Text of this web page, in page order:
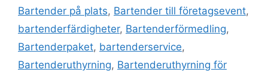
o
k
p
Bartender på plats, Bartender till företagsevent,
bartenderfärdigheter, Bartenderförmedling,
Bartenderpaket, bartenderservice,
Bartenderuthyrning, Bartenderuthyrning för